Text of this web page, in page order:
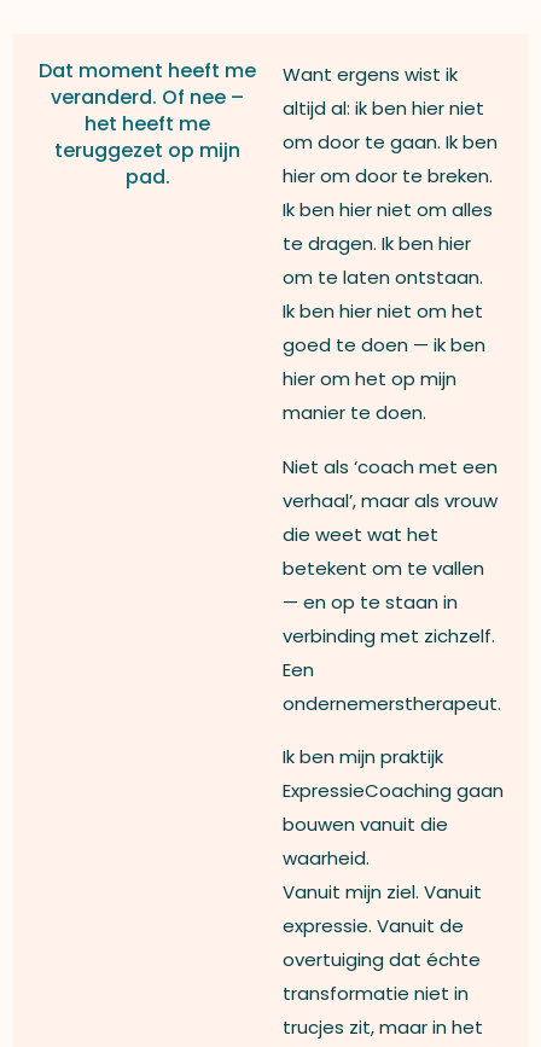
Dat moment heeft me
veranderd. Of nee –
het heeft me
teruggezet op mijn
pad.
Want ergens wist ik
altijd al: ik ben hier niet
om door te gaan. Ik ben
hier om door te breken.
Ik ben hier niet om alles
te dragen. Ik ben hier
om te laten ontstaan.
Ik ben hier niet om het
goed te doen — ik ben
hier om het op mijn
manier te doen.
Niet als ‘coach met een
verhaal’, maar als vrouw
die weet wat het
betekent om te vallen
— en op te staan in
verbinding met zichzelf.
Een
ondernemerstherapeut.
Ik ben mijn praktijk
ExpressieCoaching gaan
bouwen vanuit die
waarheid.
Vanuit mijn ziel. Vanuit
expressie. Vanuit de
overtuiging dat échte
transformatie niet in
trucjes zit, maar in het